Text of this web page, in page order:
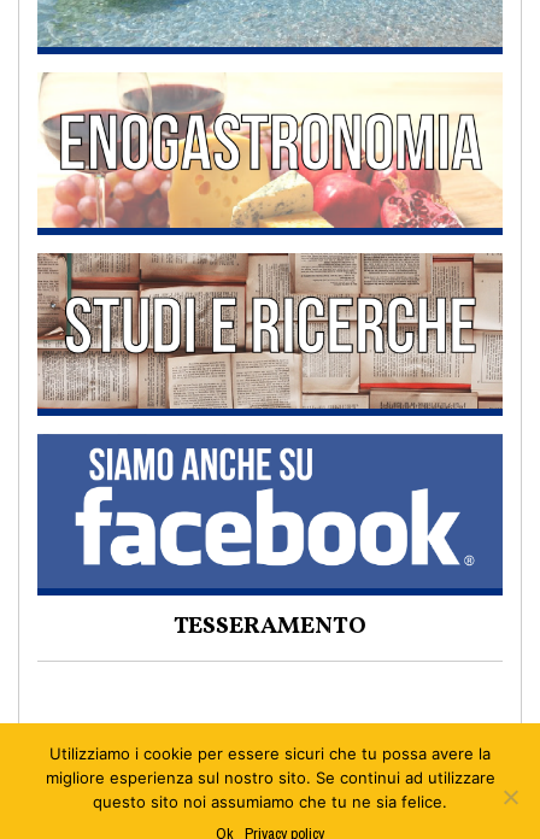
TESSERAMENTO
Utilizziamo i cookie per essere sicuri che tu possa avere la
migliore esperienza sul nostro sito. Se continui ad utilizzare
questo sito noi assumiamo che tu ne sia felice.
Ok Privacy policy